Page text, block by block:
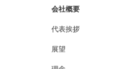
会社概要
代表挨拶
展望